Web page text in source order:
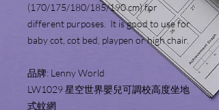
(170/175/180/185/190 cm) for
different purposes. It is good to use for
baby cot, cot bed, playpen or high chair.
品牌: Lenny World
LW1029 星空世界嬰兒可調校高度坐地
式蚊網